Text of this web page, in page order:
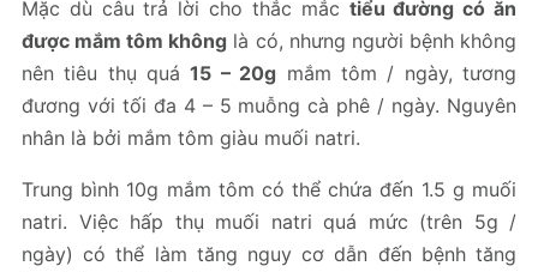
Mặc dù câu trả lời cho thắc mắc tiểu đường có ăn
được mắm tôm không là có, nhưng người bệnh không
nên tiêu thụ quá15 – 20g mắm tôm / ngày, tương
đương với tối đa 4 – 5 muỗng cà phê / ngày. Nguyên
nhân là bởi mắm tôm giàu muối natri.
Trung bình 10g mắm tôm có thể chứa đến 1.5 g muối
natri. Việc hấp thụ muối natri quá mức (trên 5g /
ngày) có thể làm tăng nguy cơ dẫn đến bệnh tăng